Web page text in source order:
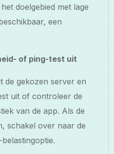
doelgebied met lage
een
of ping-test uit
de gekozen server en
uit of controleer de
van de app. Als de
schakel over naar de